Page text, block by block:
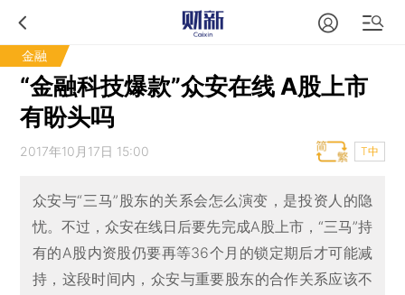
金融
“金融科技爆款”众安在线 A股上市
有盼头吗
2017年10月17日 15:00 T中
众安与“三马”股东的关系会怎么演变，是投资人的隐
忧。不过，众安在线日后要先完成A股上市，“三马”持
有的A股内资股仍要再等36个月的锁定期后才可能减
持，这段时间内，众安与重要股东的合作关系应该不